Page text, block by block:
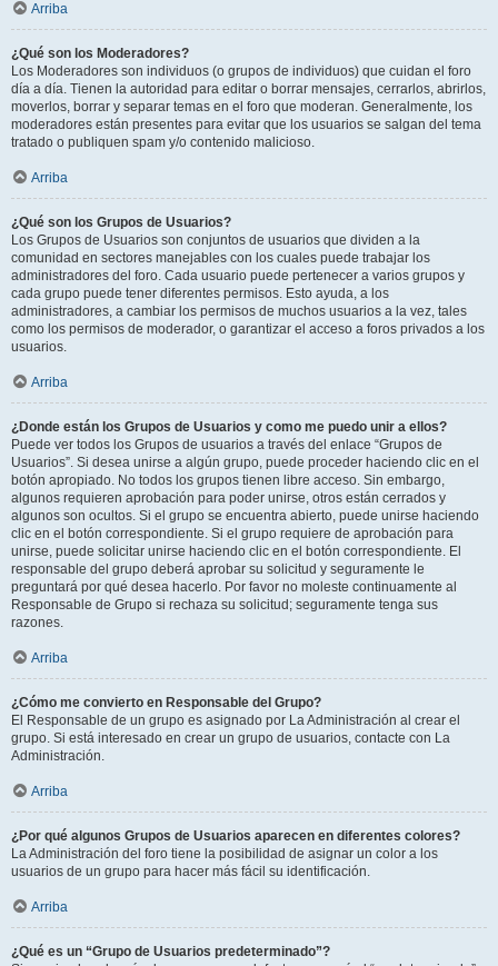
Arriba
¿Qué son los Moderadores?
Los Moderadores son individuos (o grupos de individuos) que cuidan el foro
día a día. Tienen la autoridad para editar o borrar mensajes, cerrarlos, abrirlos,
moverlos, borrar y separar temas en el foro que moderan. Generalmente, los
moderadores están presentes para evitar que los usuarios se salgan del tema
tratado o publiquen spam y/o contenido malicioso.
Arriba
¿Qué son los Grupos de Usuarios?
Los Grupos de Usuarios son conjuntos de usuarios que dividen a la
comunidad en sectores manejables con los cuales puede trabajar los
administradores del foro. Cada usuario puede pertenecer a varios grupos y
cada grupo puede tener diferentes permisos. Esto ayuda, a los
administradores, a cambiar los permisos de muchos usuarios a la vez, tales
como los permisos de moderador, o garantizar el acceso a foros privados a los
usuarios.
Arriba
¿Donde están los Grupos de Usuarios y como me puedo unir a ellos?
Puede ver todos los Grupos de usuarios a través del enlace “Grupos de
Usuarios”. Si desea unirse a algún grupo, puede proceder haciendo clic en el
botón apropiado. No todos los grupos tienen libre acceso. Sin embargo,
algunos requieren aprobación para poder unirse, otros están cerrados y
algunos son ocultos. Si el grupo se encuentra abierto, puede unirse haciendo
clic en el botón correspondiente. Si el grupo requiere de aprobación para
unirse, puede solicitar unirse haciendo clic en el botón correspondiente. El
responsable del grupo deberá aprobar su solicitud y seguramente le
preguntará por qué desea hacerlo. Por favor no moleste continuamente al
Responsable de Grupo si rechaza su solicitud; seguramente tenga sus
razones.
Arriba
¿Cómo me convierto en Responsable del Grupo?
El Responsable de un grupo es asignado por La Administración al crear el
grupo. Si está interesado en crear un grupo de usuarios, contacte con La
Administración.
Arriba
¿Por qué algunos Grupos de Usuarios aparecen en diferentes colores?
La Administración del foro tiene la posibilidad de asignar un color a los
usuarios de un grupo para hacer más fácil su identificación.
Arriba
¿Qué es un “Grupo de Usuarios predeterminado”?